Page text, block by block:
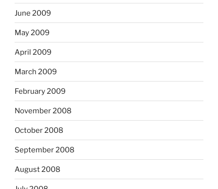
June 2009
May 2009
April 2009
March 2009
February 2009
November 2008
October 2008
September 2008
August 2008